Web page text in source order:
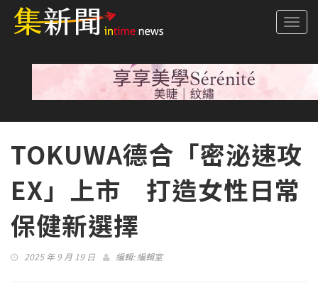
TOKUWA德合「密泌速攻
EX」上市 打造女性日常
保健新選擇
2025 年 9 月 19 日 編輯:編輯室